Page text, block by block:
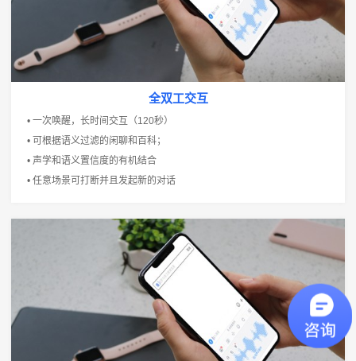
全双工交互
• 一次唤醒，长时间交互（120秒）
• 可根据语义过滤的闲聊和百科；
• 声学和语义置信度的有机结合
• 任意场景可打断并且发起新的对话